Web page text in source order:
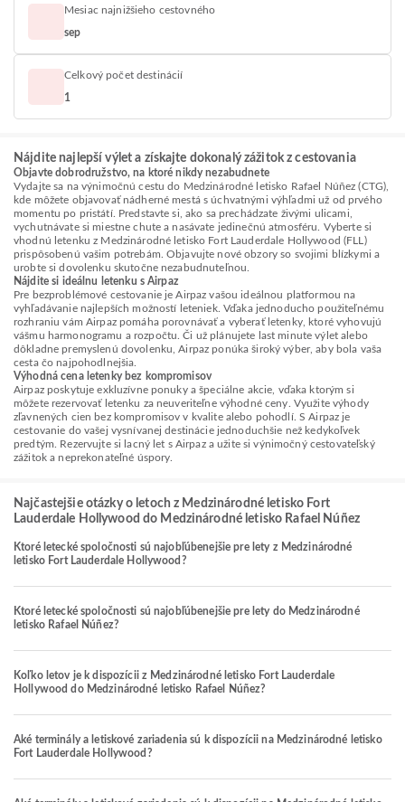
Mesiac najnižšieho cestovného
sep
Celkový počet destinácií
1
Nájdite najlepší výlet a získajte dokonalý zážitok z cestovania
Objavte dobrodružstvo, na ktoré nikdy nezabudnete
Vydajte sa na výnimočnú cestu do Medzinárodné letisko Rafael Núñez (CTG),
kde môžete objavovať nádherné mestá s úchvatnými výhľadmi už od prvého
momentu po pristátí. Predstavte si, ako sa prechádzate živými ulicami,
vychutnávate si miestne chute a nasávate jedinečnú atmosféru. Vyberte si
vhodnú letenku z Medzinárodné letisko Fort Lauderdale Hollywood (FLL)
prispôsobenú vašim potrebám. Objavujte nové obzory so svojimi blízkymi a
urobte si dovolenku skutočne nezabudnuteľnou.
Nájdite si ideálnu letenku s Airpaz
Pre bezproblémové cestovanie je Airpaz vašou ideálnou platformou na
vyhľadávanie najlepších možností leteniek. Vďaka jednoducho použiteľnému
rozhraniu vám Airpaz pomáha porovnávať a vyberať letenky, ktoré vyhovujú
vášmu harmonogramu a rozpočtu. Či už plánujete last minute výlet alebo
dôkladne premyslenú dovolenku, Airpaz ponúka široký výber, aby bola vaša
cesta čo najpohodlnejšia.
Výhodná cena letenky bez kompromisov
Airpaz poskytuje exkluzívne ponuky a špeciálne akcie, vďaka ktorým si
môžete rezervovať letenku za neuveriteľne výhodné ceny. Využite výhody
zľavnených cien bez kompromisov v kvalite alebo pohodlí. S Airpaz je
cestovanie do vašej vysnívanej destinácie jednoduchšie než kedykoľvek
predtým. Rezervujte si lacný let s Airpaz a užite si výnimočný cestovateľský
zážitok a neprekonateľné úspory.
Najčastejšie otázky o letoch z Medzinárodné letisko Fort
Lauderdale Hollywood do Medzinárodné letisko Rafael Núñez
Ktoré letecké spoločnosti sú najobľúbenejšie pre lety z Medzinárodné
letisko Fort Lauderdale Hollywood?
Ktoré letecké spoločnosti sú najobľúbenejšie pre lety do Medzinárodné
letisko Rafael Núñez?
Koľko letov je k dispozícii z Medzinárodné letisko Fort Lauderdale
Hollywood do Medzinárodné letisko Rafael Núñez?
Aké terminály a letiskové zariadenia sú k dispozícii na Medzinárodné letisko
Fort Lauderdale Hollywood?